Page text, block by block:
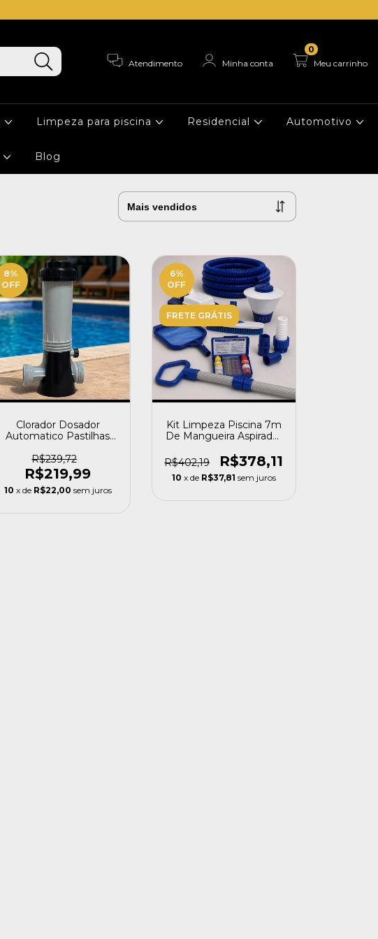
Atendimento Minha conta Meu carrinho
0
Limpeza para piscina Residencial Automotivo
Blog
8%
OFF
Clorador Dosador
Automatico Pastilhas
Cinza
R$239,72
R$219,99
10 x de R$22,00 sem juros
6%
OFF
FRETE GRÁTIS
Kit Limpeza Piscina 7m
De Mangueira Aspirador
R$402,19
R$378,11
10 x de R$37,81 sem juros